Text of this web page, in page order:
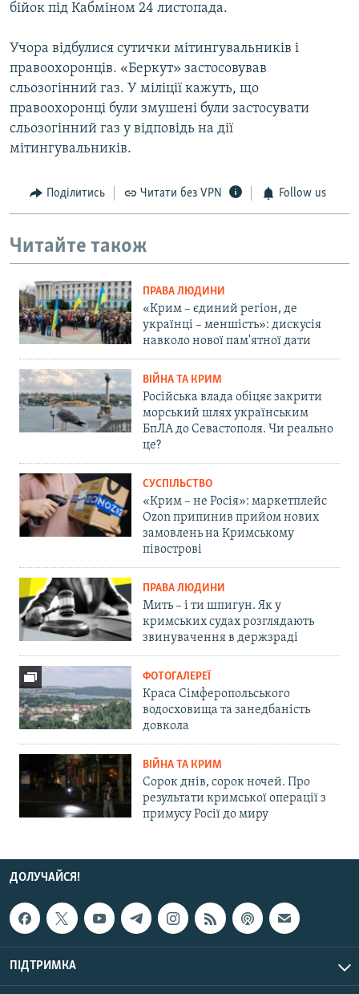
бійок під Кабміном 24 листопада.
Учора відбулися сутички мітингувальників і
правоохоронців. «Беркут» застосовував
сльозогінний газ. У міліції кажуть, що
правоохоронці були змушені були застосувати
сльозогінний газ у відповідь на дії
мітингувальників.
Поділитись Читати без VPN Follow us
Читайте також
ПРАВА ЛЮДИНИ
«Крим – єдиний регіон, де
українці – меншість»: дискусія
навколо нової пам'ятної дати
ВІЙНА ТА КРИМ
Російська влада обіцяє закрити
морський шлях українським
БпЛА до Севастополя. Чи реально
це?
СУСПІЛЬСТВО
«Крим – не Росія»: маркетплейс
Ozon припинив прийом нових
замовлень на Кримському
півострові
ПРАВА ЛЮДИНИ
Мить – і ти шпигун. Як у
кримських судах розглядають
звинувачення в держзраді
ФОТОГАЛЕРЕЇ
Краса Сімферопольського
водосховища та занедбаність
довкола
ВІЙНА ТА КРИМ
Сорок днів, сорок ночей. Про
результати кримської операції з
примусу Росії до миру
ДОЛУЧАЙСЯ!
ПІДТРИМКА